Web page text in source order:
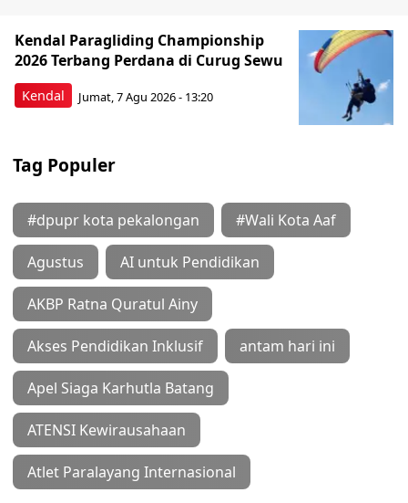
Kendal
Kendal Paragliding Championship
2026 Terbang Perdana di Curug Sewu
Jumat, 7 Agu 2026 - 13:20
Tag Populer
#dpupr kota pekalongan #Wali Kota Aaf
Agustus AI untuk Pendidikan
AKBP Ratna Quratul Ainy
Akses Pendidikan Inklusif antam hari ini
Apel Siaga Karhutla Batang
ATENSI Kewirausahaan
Atlet Paralayang Internasional